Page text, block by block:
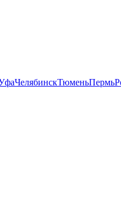
ЧелябинскТюменьПермь